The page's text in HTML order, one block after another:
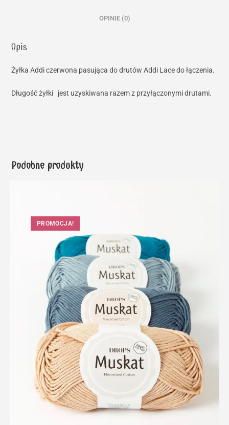
OPINIE (0)
Opis
Żyłka Addi czerwona pasująca do drutów Addi Lace do łączenia.
Długość żyłki jest uzyskiwana razem z przyłączonymi drutami.
Podobne produkty
PROMOCJA!